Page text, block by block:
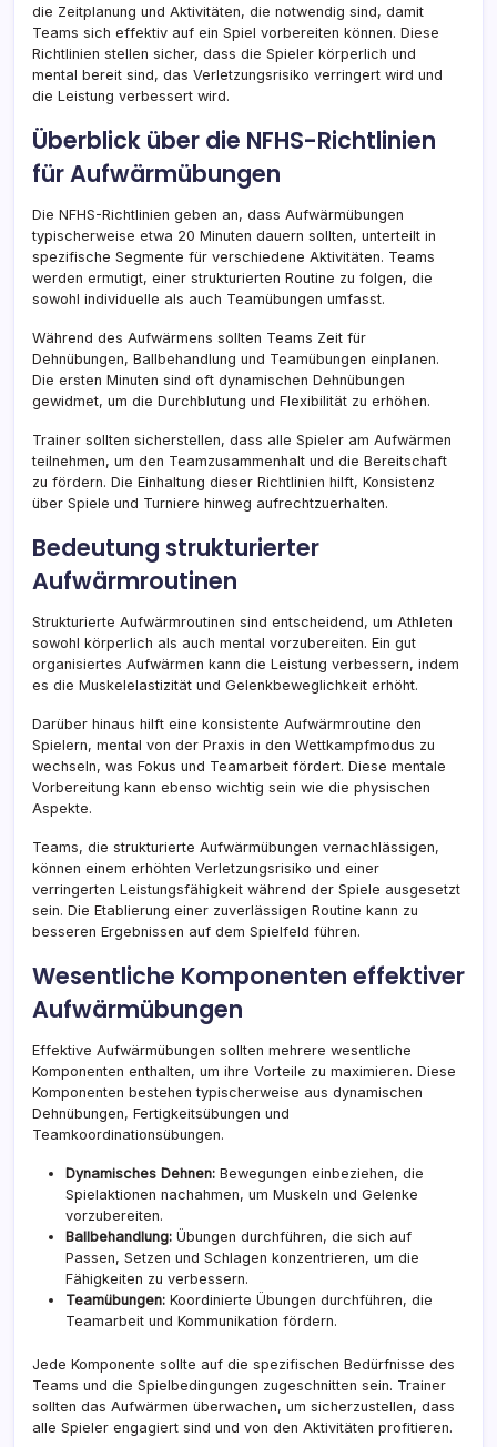
die Zeitplanung und Aktivitäten, die notwendig sind, damit
Teams sich effektiv auf ein Spiel vorbereiten können. Diese
Richtlinien stellen sicher, dass die Spieler körperlich und
mental bereit sind, das Verletzungsrisiko verringert wird und
die Leistung verbessert wird.
Überblick über die NFHS-Richtlinien
für Aufwärmübungen
Die NFHS-Richtlinien geben an, dass Aufwärmübungen
typischerweise etwa 20 Minuten dauern sollten, unterteilt in
spezifische Segmente für verschiedene Aktivitäten. Teams
werden ermutigt, einer strukturierten Routine zu folgen, die
sowohl individuelle als auch Teamübungen umfasst.
Während des Aufwärmens sollten Teams Zeit für
Dehnübungen, Ballbehandlung und Teamübungen einplanen.
Die ersten Minuten sind oft dynamischen Dehnübungen
gewidmet, um die Durchblutung und Flexibilität zu erhöhen.
Trainer sollten sicherstellen, dass alle Spieler am Aufwärmen
teilnehmen, um den Teamzusammenhalt und die Bereitschaft
zu fördern. Die Einhaltung dieser Richtlinien hilft, Konsistenz
über Spiele und Turniere hinweg aufrechtzuerhalten.
Bedeutung strukturierter
Aufwärmroutinen
Strukturierte Aufwärmroutinen sind entscheidend, um Athleten
sowohl körperlich als auch mental vorzubereiten. Ein gut
organisiertes Aufwärmen kann die Leistung verbessern, indem
es die Muskelelastizität und Gelenkbeweglichkeit erhöht.
Darüber hinaus hilft eine konsistente Aufwärmroutine den
Spielern, mental von der Praxis in den Wettkampfmodus zu
wechseln, was Fokus und Teamarbeit fördert. Diese mentale
Vorbereitung kann ebenso wichtig sein wie die physischen
Aspekte.
Teams, die strukturierte Aufwärmübungen vernachlässigen,
können einem erhöhten Verletzungsrisiko und einer
verringerten Leistungsfähigkeit während der Spiele ausgesetzt
sein. Die Etablierung einer zuverlässigen Routine kann zu
besseren Ergebnissen auf dem Spielfeld führen.
Wesentliche Komponenten effektiver
Aufwärmübungen
Effektive Aufwärmübungen sollten mehrere wesentliche
Komponenten enthalten, um ihre Vorteile zu maximieren. Diese
Komponenten bestehen typischerweise aus dynamischen
Dehnübungen, Fertigkeitsübungen und
Teamkoordinationsübungen.
Dynamisches Dehnen: Bewegungen einbeziehen, die
Spielaktionen nachahmen, um Muskeln und Gelenke
vorzubereiten.
Ballbehandlung: Übungen durchführen, die sich auf
Passen, Setzen und Schlagen konzentrieren, um die
Fähigkeiten zu verbessern.
Teamübungen: Koordinierte Übungen durchführen, die
Teamarbeit und Kommunikation fördern.
Jede Komponente sollte auf die spezifischen Bedürfnisse des
Teams und die Spielbedingungen zugeschnitten sein. Trainer
sollten das Aufwärmen überwachen, um sicherzustellen, dass
alle Spieler engagiert sind und von den Aktivitäten profitieren.